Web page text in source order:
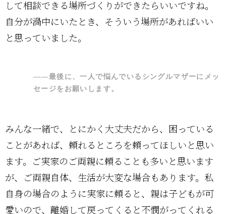
して相談できる場所づくりができたらいいですね。
自分が渦中にいたとき、そういう場所があればいい
と思っていました。
――最後に、一人で悩んでいるシングルマザーにメッ
セージをお願いします。
みんな一緒で、とにかく大丈夫だから、困っている
ことがあれば、頼れるところを頼ってほしいと思い
ます。ご実家のご両親に頼ることも多いと思います
が、ご両親自体、生活が大変な場合もあります。私
自身の場合のように実家に頼ると、親は子どもが可
愛いので、離婚して戻ってくると不憫がってくれる